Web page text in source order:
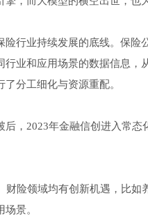
行业持续发展的底线。保
业和应用场景的数据信息
分工细化与资源重配。
，2023年金融信创进入常
财险领域均有创新机遇，比
景。